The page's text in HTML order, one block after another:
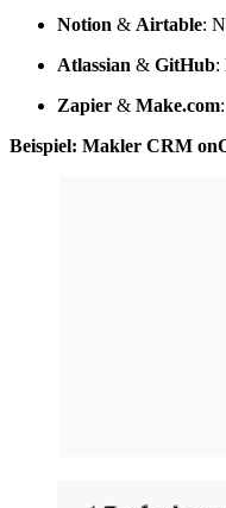
Notion & Airtable:
Atlassian & GitHub:
Zapier & Make.com
Beispiel: Makler CRM